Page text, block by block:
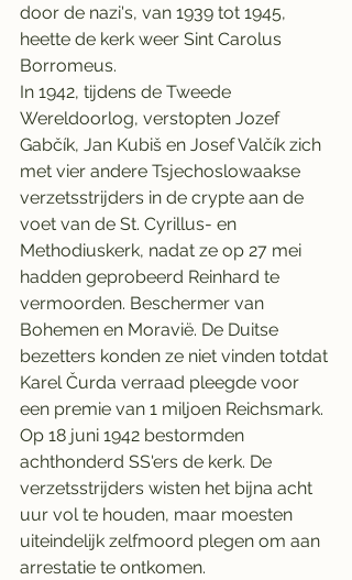
door de nazi's, van 1939 tot 1945,
heette de kerk weer Sint Carolus
Borromeus.
In 1942, tijdens de Tweede
Wereldoorlog, verstopten Jozef
Gabčík, Jan Kubiš en Josef Valčík zich
met vier andere Tsjechoslowaakse
verzetsstrijders in de crypte aan de
voet van de St. Cyrillus- en
Methodiuskerk, nadat ze op 27 mei
hadden geprobeerd Reinhard te
vermoorden. Beschermer van
Bohemen en Moravië. De Duitse
bezetters konden ze niet vinden totdat
Karel Čurda verraad pleegde voor
een premie van 1 miljoen Reichsmark.
Op 18 juni 1942 bestormden
achthonderd SS'ers de kerk. De
verzetsstrijders wisten het bijna acht
uur vol te houden, maar moesten
uiteindelijk zelfmoord plegen om aan
arrestatie te ontkomen.